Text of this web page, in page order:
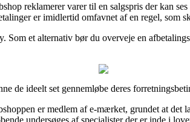
reklamerer varer til en salgspris der kan
er imidlertid omfavnet af en regel, som
Som et alternativ bør du overveje en
de ideelt set gennemløbe deres
er medlem af e-mærket, grundet at det
undersøges af specialister der er inde i